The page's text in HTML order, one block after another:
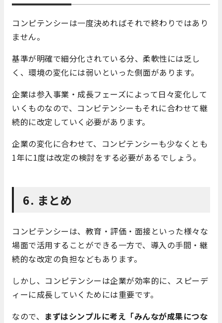
コンピテンシーは一度決めればそれで終わりではあり
ません。
基準が明確で細分化されている分、柔軟性には乏し
く、環境の変化には弱いといった側面があります。
企業は参入事業・成長フェーズによって日々変化して
いくものなので、コンピテンシーもそれに合わせて継
続的に改定していく必要があります。
企業の変化に合わせて、コンピテンシーも少なくとも
1年に1度は改定の検討をする必要があるでしょう。
6. まとめ
コンピテンシーは、教育・評価・面接といった様々な
場面で活用することができる一方で、導入の手間・継
続的な改定の負担などもあります。
しかし、コンピテンシーは企業が効率的に、スピーデ
ィーに成長していくためには重要です。
なので、 まずはシンプルに考え「みんなが成果につな